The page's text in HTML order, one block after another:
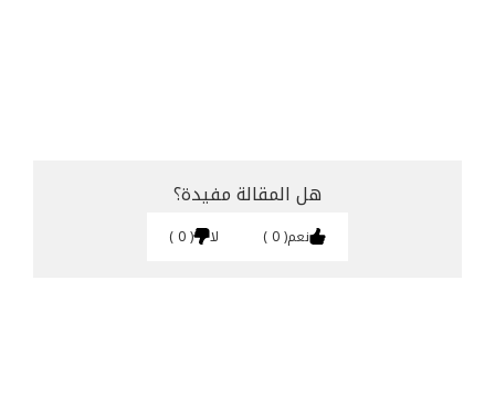
هل المقالة مفيدة؟
نعم 0 لا 0